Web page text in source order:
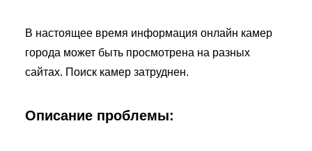
В настоящее время информация онлайн камер
города может быть просмотрена на разных
сайтах. Поиск камер затруднен.
Описание проблемы: